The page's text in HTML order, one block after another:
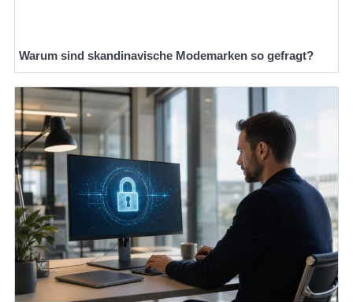
Warum sind skandinavische Modemarken so gefragt?